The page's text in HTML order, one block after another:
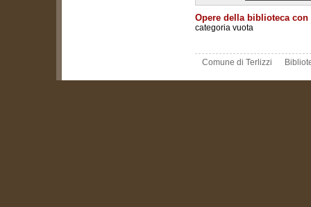
Opere della biblioteca con
categoria vuota
Comune di Terlizzi